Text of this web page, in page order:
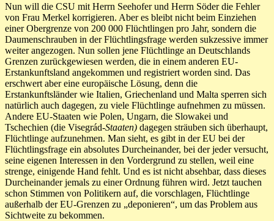
Nun will die CSU mit Herrn Seehofer und Herrn Söder die Fehler
von Frau Merkel korrigieren. Aber es bleibt nicht beim Einziehen
einer Obergrenze von 200 000 Flüchtlingen pro Jahr, sondern die
Daumenschrauben in der Flüchtlingsfrage werden sukzessive immer
weiter angezogen. Nun sollen jene Flüchtlinge an Deutschlands
Grenzen zurückgewiesen werden, die in einem anderen EU-
Erstankunftsland angekommen und registriert worden sind. Das
erschwert aber eine europäische Lösung, denn die
Erstankunftsländer wie Italien, Griechenland und Malta sperren sich
natürlich auch dagegen, zu viele Flüchtlinge aufnehmen zu müssen.
Andere EU-Staaten wie Polen, Ungarn, die Slowakei und
Tschechien (die Visegrád-Staaten) dagegen sträuben sich überhaupt,
Flüchtlinge aufzunehmen. Man sieht, es gibt in der EU bei der
Flüchtlingsfrage ein absolutes Durcheinander, bei der jeder versucht,
seine eigenen Interessen in den Vordergrund zu stellen, weil eine
strenge, einigende Hand fehlt. Und es ist nicht absehbar, dass dieses
Durcheinander jemals zu einer Ordnung führen wird. Jetzt tauchen
schon Stimmen von Politikern auf, die vorschlagen, Flüchtlinge
außerhalb der EU-Grenzen zu „deponieren“, um das Problem aus
Sichtweite zu bekommen.